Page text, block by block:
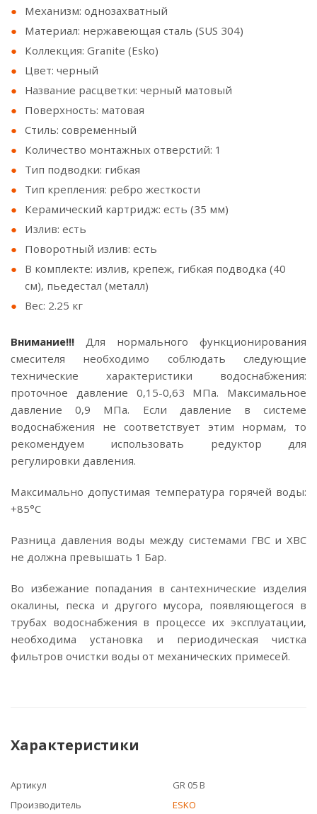
Механизм: однозахватный
Материал: нержавеющая сталь (SUS 304)
Коллекция: Granite (Esko)
Цвет: черный
Название расцветки: черный матовый
Поверхность: матовая
Стиль: современный
Количество монтажных отверстий: 1
Тип подводки: гибкая
Тип крепления: ребро жесткости
Керамический картридж: есть (35 мм)
Излив: есть
Поворотный излив: есть
В комплекте: излив, крепеж, гибкая подводка (40
см), пьедестал (металл)
Вес: 2.25 кг
Внимание!!! Для нормального функционирования
смесителя необходимо соблюдать следующие
технические характеристики водоснабжения:
проточное давление 0,15-0,63 МПа. Максимальное
давление 0,9 МПа. Если давление в системе
водоснабжения не соответствует этим нормам, то
рекомендуем использовать редуктор для
регулировки давления.
Максимально допустимая температура горячей воды:
+85°C
Разница давления воды между системами ГВС и ХВС
не должна превышать 1 Бар.
Во избежание попадания в сантехнические изделия
окалины, песка и другого мусора, появляющегося в
трубах водоснабжения в процессе их эксплуатации,
необходима установка и периодическая чистка
фильтров очистки воды от механических примесей.
Характеристики
Артикул
GR 05 B
Производитель
ESKO